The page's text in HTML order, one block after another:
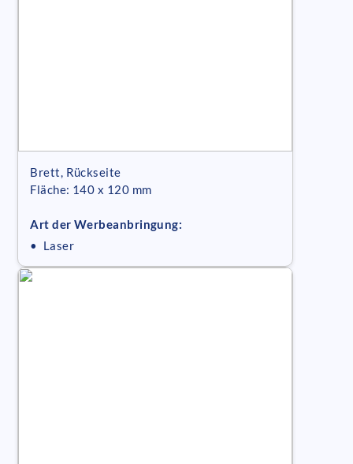
Brett, Rückseite
Fläche: 140 x 120 mm
Art der Werbeanbringung:
• Laser